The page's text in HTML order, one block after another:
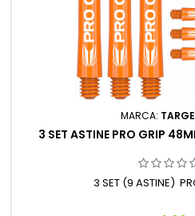
MARCA:
3 SET ASTINE PRO GRIP
3 SET (9 ASTINE)